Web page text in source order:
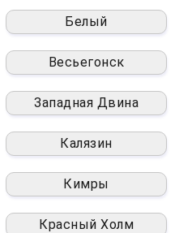
Белый
Весьегонск
Западная Двина
Калязин
Кимры
Красный Холм